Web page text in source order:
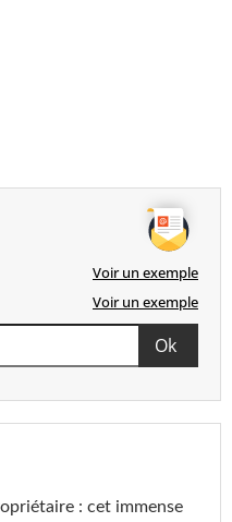
Voir un exemple
Voir un exemple
: cet immense